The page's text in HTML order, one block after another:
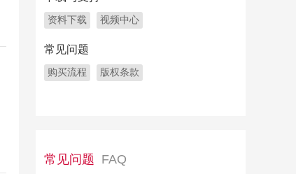
资料下载 视频中心
常见问题
购买流程 版权条款
常见问题 FAQ